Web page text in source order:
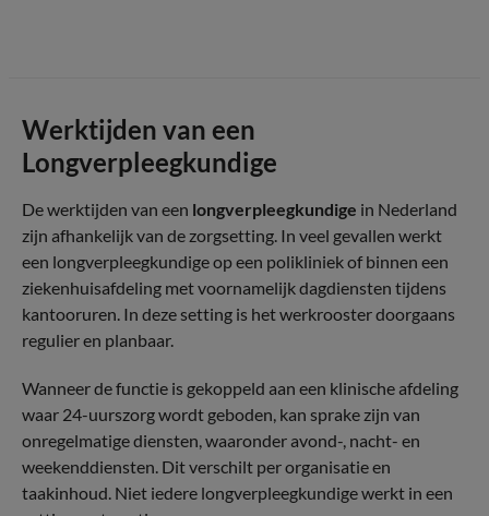
Werktijden van een
Longverpleegkundige
De werktijden van een longverpleegkundige in Nederland
zijn afhankelijk van de zorgsetting. In veel gevallen werkt
een longverpleegkundige op een polikliniek of binnen een
ziekenhuisafdeling met voornamelijk dagdiensten tijdens
kantooruren. In deze setting is het werkrooster doorgaans
regulier en planbaar.
Wanneer de functie is gekoppeld aan een klinische afdeling
waar 24-uurszorg wordt geboden, kan sprake zijn van
onregelmatige diensten, waaronder avond-, nacht- en
weekenddiensten. Dit verschilt per organisatie en
taakinhoud. Niet iedere longverpleegkundige werkt in een